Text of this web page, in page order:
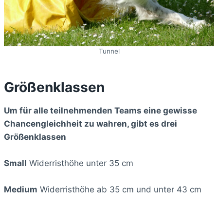
Tunnel
Größenklassen
Um für alle teilnehmenden Teams eine gewisse
Chancengleichheit zu wahren, gibt es drei
Größenklassen
Small Widerristhöhe unter 35 cm
Medium Widerristhöhe ab 35 cm und unter 43 cm